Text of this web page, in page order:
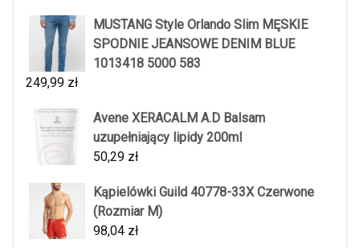
MUSTANG Style Orlando Slim MĘSKIE
SPODNIE JEANSOWE DENIM BLUE
1013418 5000 583
249,99 zł
Avene XERACALM A.D Balsam
uzupełniający lipidy 200ml
50,29 zł
Kąpielówki Guild 40778-33X Czerwone
(Rozmiar M)
98,04 zł